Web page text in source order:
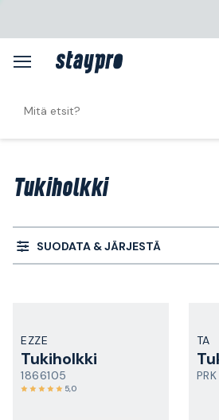
Tukiholkki
SUODATA & JÄRJESTÄ
EZZE
Tukiholkki
1866105
5,0
TA